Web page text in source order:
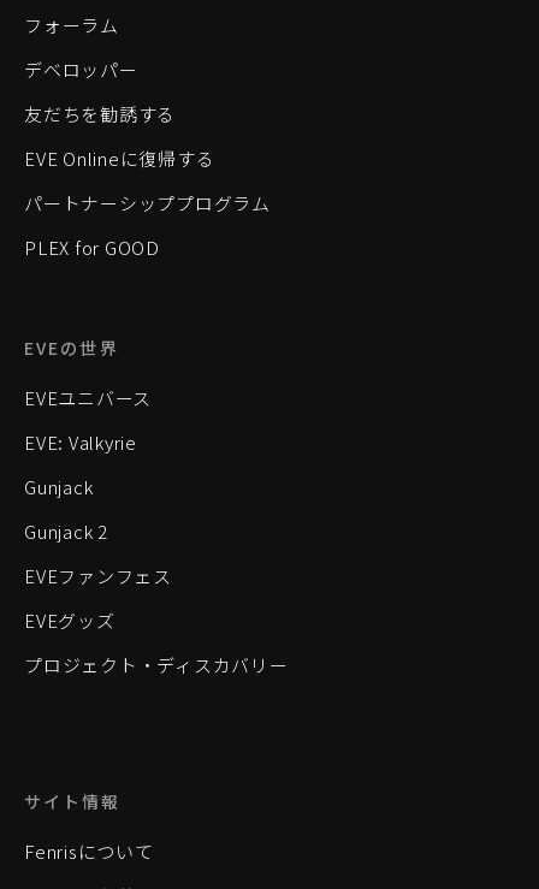
フォーラム
デベロッパー
友だちを勧誘する
EVE Onlineに復帰する
パートナーシッププログラム
PLEX for GOOD
EVEの世界
EVEユニバース
EVE: Valkyrie
Gunjack
Gunjack 2
EVEファンフェス
EVEグッズ
プロジェクト・ディスカバリー
サイト情報
Fenrisについて